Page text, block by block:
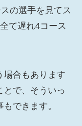
の選手を見てス
て遅れ4コース
場合もあります
とで、そういっ
できます。